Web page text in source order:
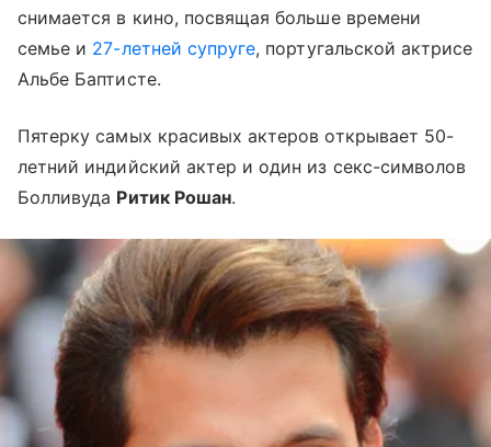
снимается в кино, посвящая больше времени
семье и 27-летней супруге, португальской актрисе
Альбе Баптисте.
Пятерку самых красивых актеров открывает 50-
летний индийский актер и один из секс-символов
Болливуда Ритик Рошан.